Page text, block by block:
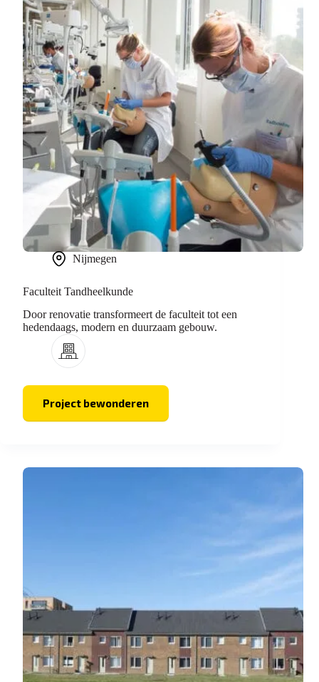
Nijmegen
Faculteit Tandheelkunde
Door renovatie transformeert de faculteit tot een
hedendaags, modern en duurzaam gebouw.
Project bewonderen
Faculteit
Tandheelkunde